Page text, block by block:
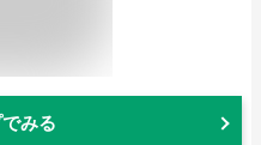
みる